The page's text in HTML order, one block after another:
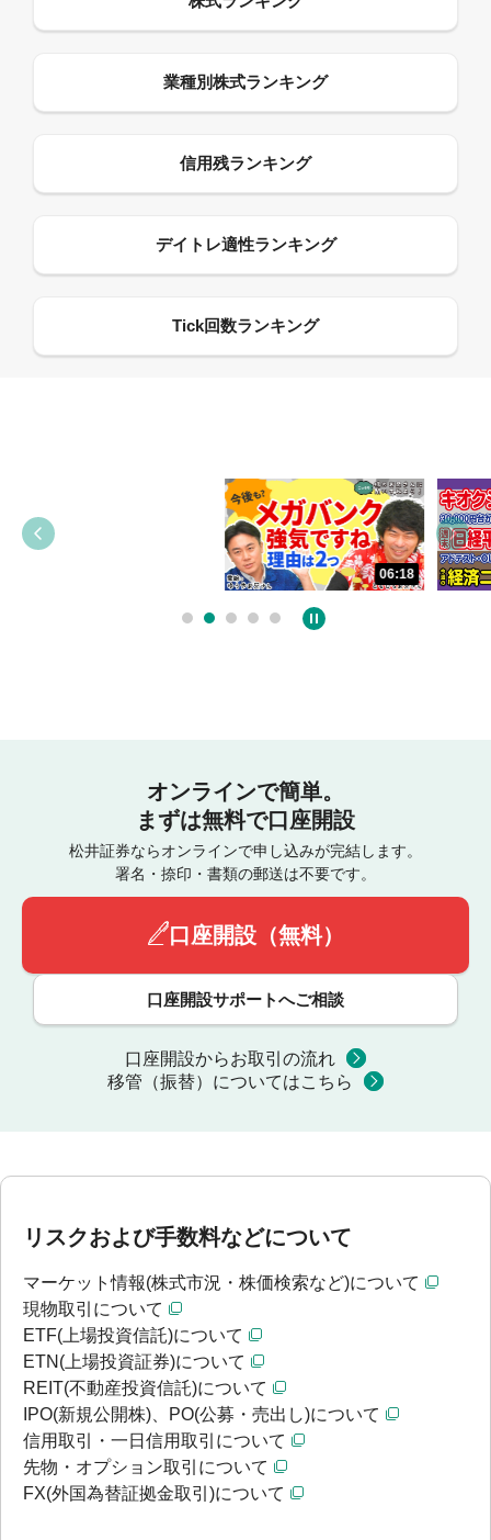
05:09
オンラインで簡単。
まずは無料で口座開設
松井証券ならオンラインで申し込みが完結します。
署名・捺印・書類の郵送は不要です。
口座開設（無料）
口座開設サポートへご相談
口座開設からお取引の流れ
移管（振替）についてはこちら
リスクおよび手数料などについて
マーケット情報(株式市況・株価検索など)について
現物取引について
ETF(上場投資信託)について
ETN(上場投資証券)について
REIT(不動産投資信託)について
IPO(新規公開株)、PO(公募・売出し)について
信用取引・一日信用取引について
先物・オプション取引について
FX(外国為替証拠金取引)について